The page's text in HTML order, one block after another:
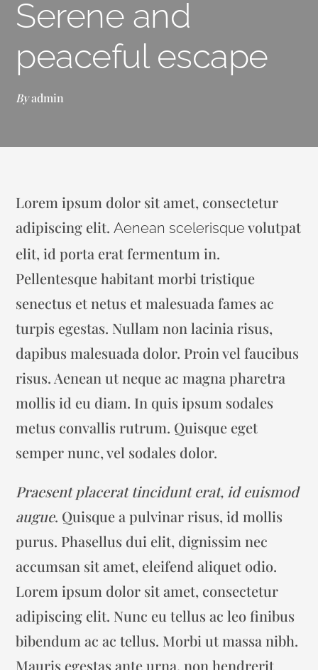
Serene and
peaceful escape
Byadmin
Lorem ipsum dolor sit amet, consectetur
adipiscing elit. Aenean scelerisque volutpat
elit, id porta erat fermentum in.
Pellentesque habitant morbi tristique
senectus et netus et malesuada fames ac
turpis egestas. Nullam non lacinia risus,
dapibus malesuada dolor. Proin vel faucibus
risus. Aenean ut neque ac magna pharetra
mollis id eu diam. In quis ipsum sodales
metus convallis rutrum. Quisque eget
semper nunc, vel sodales dolor.
Praesent placerat tincidunt erat, id euismod
augue. Quisque a pulvinar risus, id mollis
purus. Phasellus dui elit, dignissim nec
accumsan sit amet, eleifend aliquet odio.
Lorem ipsum dolor sit amet, consectetur
adipiscing elit. Nunc eu tellus ac leo finibus
bibendum ac ac tellus. Morbi ut massa nibh.
Mauris egestas ante urna, non hendrerit